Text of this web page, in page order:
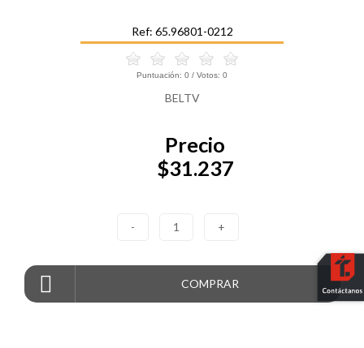
Ref: 65.96801-0212
Puntuación: 0 / Votos: 0
BELTV
Precio
$31.237
- 1 +
COMPRAR